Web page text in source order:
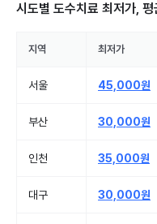
시도별 도수치료 최저가, 평
지역 최저가
서울 45,000원
부산 30,000원
인천 35,000원
대구 30,000원